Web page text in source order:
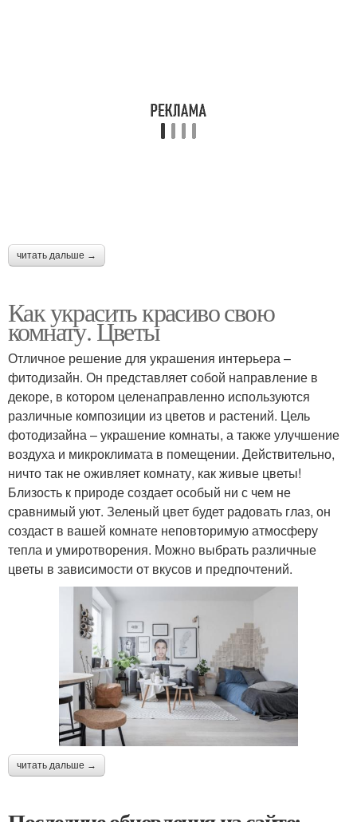
читать дальше →
Как украсить красиво свою
комнату. Цветы
Отличное решение для украшения интерьера –
фитодизайн. Он представляет собой направление в
декоре, в котором целенаправленно используются
различные композиции из цветов и растений. Цель
фотодизайна – украшение комнаты, а также улучшение
воздуха и микроклимата в помещении. Действительно,
ничто так не оживляет комнату, как живые цветы!
Близость к природе создает особый ни с чем не
сравнимый уют. Зеленый цвет будет радовать глаз, он
создаст в вашей комнате неповторимую атмосферу
тепла и умиротворения. Можно выбрать различные
цветы в зависимости от вкусов и предпочтений.
читать дальше →